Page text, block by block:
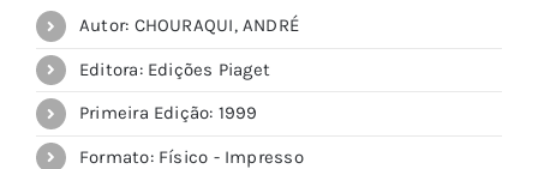
Autor: CHOURAQUI, ANDRÉ
Editora: Edições Piaget
Primeira Edição: 1999
Formato: Físico - Impresso